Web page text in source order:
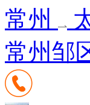
常州
常州邹